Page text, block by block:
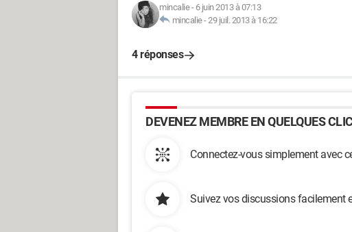
mincalie- 6 juin 2013 à 07:13
mincalie-29 juil. 2013 à 16:22
4 réponses
DEVENEZ MEMBRE EN QUELQUES
Connectez-vous simplement avec
Suivez vos discussions facilement